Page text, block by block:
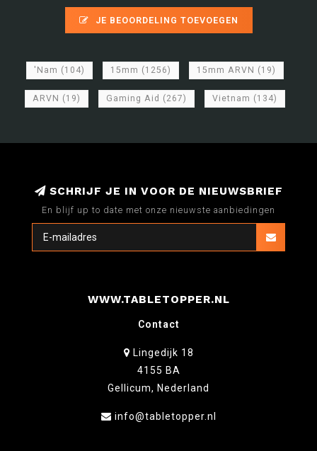
JE BEOORDELING TOEVOEGEN
'Nam (104) 15mm (1256) 15mm ARVN (19)
ARVN (19) Gaming Aid (267) Vietnam (134)
SCHRIJF JE IN VOOR DE NIEUWSBRIEF
En blijf up to date met onze nieuwste aanbiedingen
WWW.TABLETOPPER.NL
Contact
Lingedijk 18
4155 BA
Gellicum, Nederland
info@tabletopper.nl